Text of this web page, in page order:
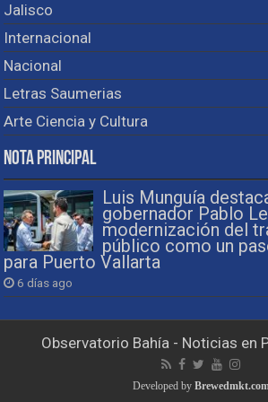
Jalisco
Internacional
Nacional
Letras Saumerias
Arte Ciencia y Cultura
Nota Principal
Luis Munguía
gobernador Pablo
modernización del
público como un
para Puerto Vallarta
6 días ago
Observatorio Bahía - Noticias en
Developed by